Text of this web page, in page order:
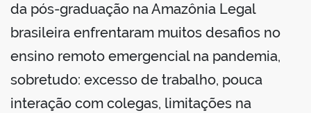
da pós-graduação na Amazônia Legal
brasileira enfrentaram muitos desafios no
ensino remoto emergencial na pandemia,
sobretudo: excesso de trabalho, pouca
interação com colegas, limitações na